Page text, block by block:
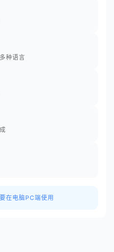
种语言
在电脑PC端使用